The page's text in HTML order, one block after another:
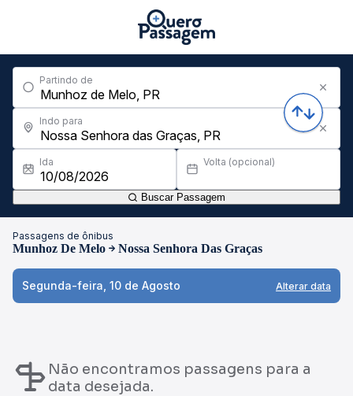
Partindo de
Indo para
Ida Volta (opcional)
Buscar Passagem
Passagens de ônibus
Munhoz De Melo Nossa Senhora Das Graças
Segunda-feira, 10 de Agosto Alterar data
Não encontramos passagens para a
data desejada.